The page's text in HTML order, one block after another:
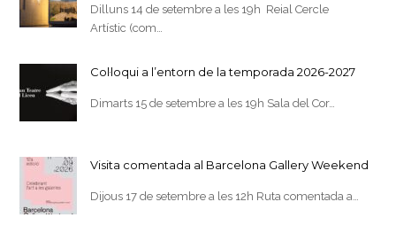
Dilluns 14 de setembre a les 19h Reial Cercle
Artístic (com…
Col·loqui a l’entorn de la temporada 2026-2027
Dimarts 15 de setembre a les 19h Sala del Cor…
Visita comentada al Barcelona Gallery Weekend
Dijous 17 de setembre a les 12h Ruta comentada a…